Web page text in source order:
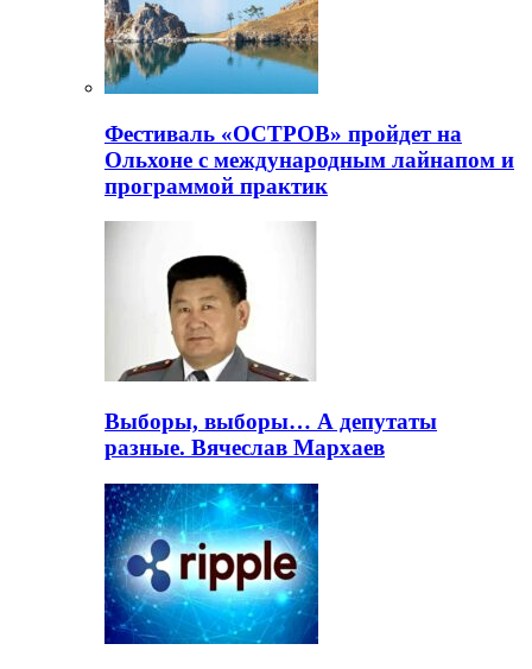
Фестиваль «ОСТРОВ» пройдет на
Ольхоне с международным лайнапом и
программой практик
Выборы, выборы… А депутаты
разные. Вячеслав Мархаев